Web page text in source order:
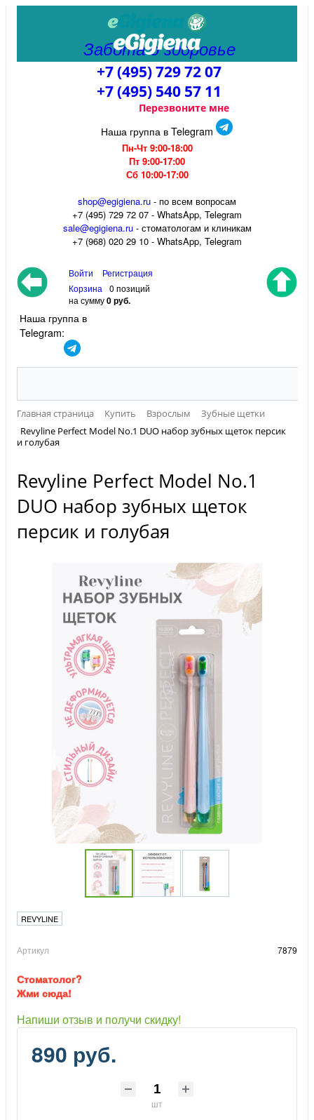
Забота о здоровье
+7 (495) 729 72 07
+7 (495) 540 57 11
Перезвоните мне
Наша группа в Telegram
Пн-Чт 9:00-18:00
Пт 9:00-17:00
Сб 10:00-17:00
shop@egigiena.ru - по всем вопросам
‎+7 (495) 729 72 07 - WhatsApp, Telegram
sale@egigiena.ru- стоматологам и клиникам
+7 (968) 020 29 10 - WhatsApp, Telegram
Войти
Регистрация
Корзина
0 позиций
на сумму0 руб.
Наша группа в
Telegram:
Главная страница Купить Взрослым
Зубные щетки
Revyline Perfect Model No.1 DUO набор зубных щеток персик
и голубая
Revyline Perfect Model No.1
DUO набор зубных щеток
персик и голубая
REVYLINE
Артикул 7879
Стоматолог?
Жми сюда!
Напиши отзыв и получи скидку!
890 руб.
шт